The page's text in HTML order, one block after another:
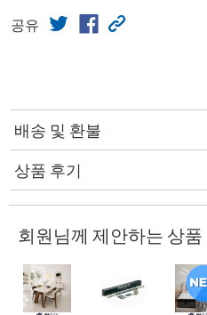
공유
배송 및 환불
상품 후기
회원님께 제안하는 상품